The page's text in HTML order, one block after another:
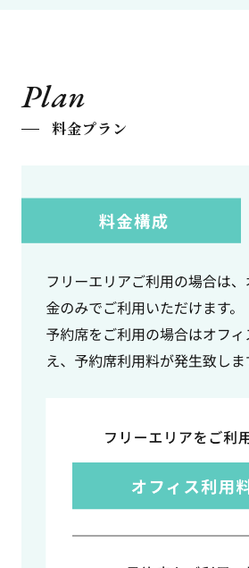
Plan
料金プラン